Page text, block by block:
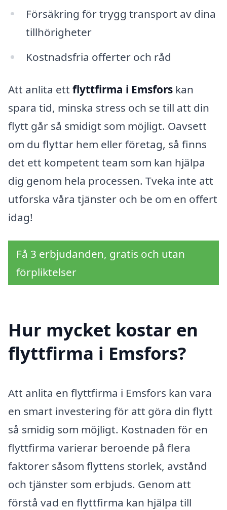
Försäkring för trygg transport av dina
tillhörigheter
Kostnadsfria offerter och råd
Att anlita ett flyttfirma i Emsfors kan
spara tid, minska stress och se till att din
flytt går så smidigt som möjligt. Oavsett
om du flyttar hem eller företag, så finns
det ett kompetent team som kan hjälpa
dig genom hela processen. Tveka inte att
utforska våra tjänster och be om en offert
idag!
Få 3 erbjudanden, gratis och utan
förpliktelser
Hur mycket kostar en
flyttfirma i Emsfors?
Att anlita en flyttfirma i Emsfors kan vara
en smart investering för att göra din flytt
så smidig som möjligt. Kostnaden för en
flyttfirma varierar beroende på flera
faktorer såsom flyttens storlek, avstånd
och tjänster som erbjuds. Genom att
förstå vad en flyttfirma kan hjälpa till